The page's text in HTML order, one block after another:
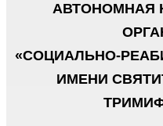
АВТОНОМНАЯ
«СОЦИАЛЬНО-
ИМЕНИ